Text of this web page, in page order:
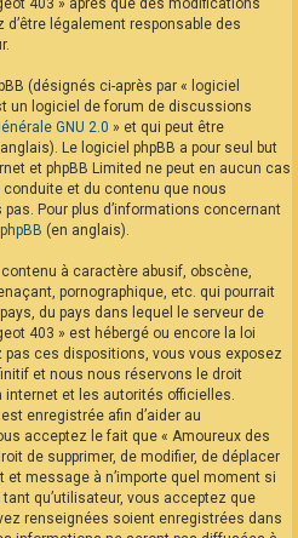
403 » après que des modifications
légalement responsable des
(désignés ci-après par « logiciel
un logiciel de forum de discussions
GNU 2.0 » et qui peut être
Le logiciel phpBB a pour seul but
et phpBB Limited ne peut en aucun cas
et du contenu que nous
Pour plus d’informations concernant
(en anglais).
à caractère abusif, obscène,
pornographique, etc. qui pourrait
du pays dans lequel le serveur de
403 » est hébergé ou encore la loi
ces dispositions, vous vous exposez
et nous nous réservons le droit
internet et les autorités officielles.
enregistrée afin d’aider au
acceptez le fait que « Amoureux des
de supprimer, de modifier, de déplacer
et message à n’importe quel moment si
qu’utilisateur, vous acceptez que
renseignées soient enregistrées dans